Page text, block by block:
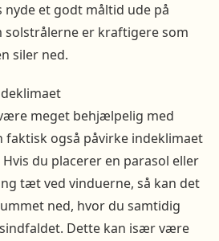
nyde et godt måltid ude på
solstrålerne er kraftigere som
siler ned.
meget behjælpelig med
faktisk også påvirke indeklimaet
du placerer en parasol eller
tæt ved vinduerne, så kan det
ned, hvor du samtidig
Dette kan især være